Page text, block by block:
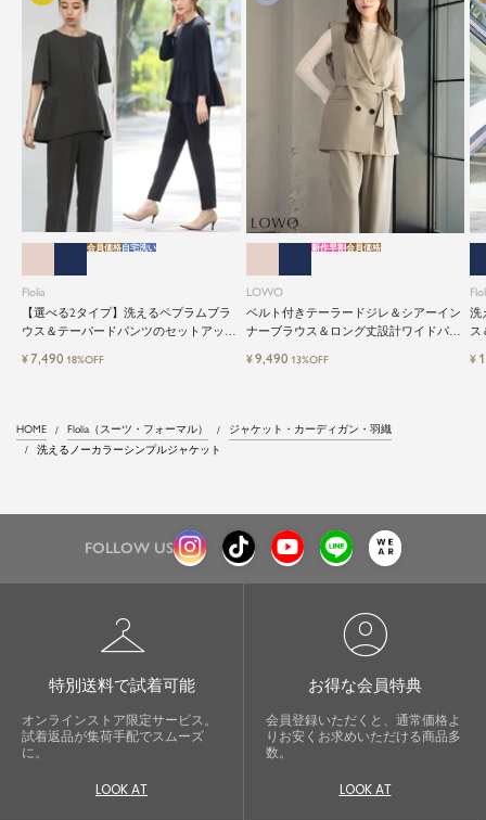
Flolia
【選べる2タイプ】洗えるペプラムブラ
ウス＆テーパードパンツのセットアップ
会員価格自宅洗い
¥7,490 18%OFF
LOWO
ベルト付きテーラードジレ＆シアーイン
ナーブラウス＆ロング丈設計ワイドパン
新作早割会員価格
¥9,490 13%OFF
洗
ス
¥
HOME Flolia（スーツ・フォーマル）
ジャケット・カーディガン・羽織
洗えるノーカラーシンプルジャケット
FOLLOW US
checkroom
特別送料で試着可能
オンラインストア限定サービス。
試着返品が集荷手配でスムーズ
に。
LOOK AT
account_circle
お得な会員特典
会員登録いただくと、通常価格よ
りお安くお求めいただける商品多
数。
LOOK AT